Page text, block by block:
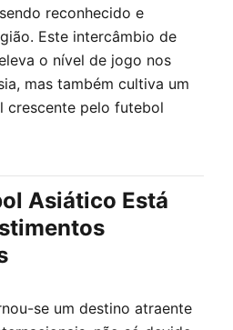
reconhecido e
Este intercâmbio de
o nível de jogo nos
mas também cultiva um
crescente pelo futebol
Asiático Está
se um destino atraente